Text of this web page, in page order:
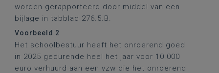
worden gerapporteerd door middel van een
bijlage in tabblad 276.5.B.
Voorbeeld 2
Het schoolbestuur heeft het onroerend goed
in 2025 gedurende heel het jaar voor 10.000
euro verhuurd aan een vzw die het onroerend